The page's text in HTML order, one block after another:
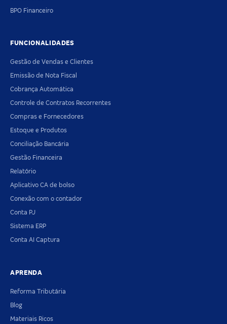
BPO Financeiro
FUNCIONALIDADES
Gestão de Vendas e Clientes
Emissão de Nota Fiscal
Cobrança Automática
Controle de Contratos Recorrentes
Compras e Fornecedores
Estoque e Produtos
Conciliação Bancária
Gestão Financeira
Relatório
Aplicativo CA de bolso
Conexão com o contador
Conta PJ
Sistema ERP
Conta AI Captura
APRENDA
Reforma Tributária
Blog
Materiais Ricos